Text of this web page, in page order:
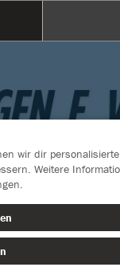
FV Singen
wir dir personalisierte
Weitere